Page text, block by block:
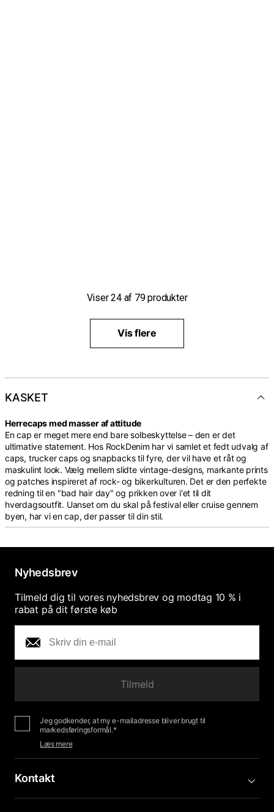
Viser24af 79produkter
Vis flere
KASKET
Herrecaps med masser af attitude
En cap er meget mere end bare solbeskyttelse – den er det
ultimative statement. Hos RockDenim har vi samlet et fedt udvalg af
caps, trucker caps og snapbacks til fyre, der vil have et råt og
maskulint look. Vælg mellem slidte vintage-designs, markante prints
og patches inspireret af rock- og bikerkulturen. Det er den perfekte
redning til en "bad hair day" og prikken over i'et til dit
hverdagsoutfit. Uanset om du skal på festival eller cruise gennem
byen, har vi en cap, der passer til din stil.
Nyhedsbrev
Tilmeld dig til vores nyhedsbrev og modtag 10 % i
rabat på dit første køb
Tilmeld
Jeg godkender, at my e-mailadresse bliver brugt til
markedsføringsformål.*
Læs mere
Kontakt